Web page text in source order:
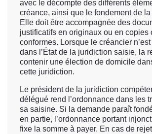
avec le décompte des différents
créance, ainsi que le fondement de
Elle doit être accompagnée des
justificatifs en originaux ou en copies
conformes. Lorsque le créancier
dans l’État de la juridiction saisie, la
contenir une élection de domicile
cette juridiction.
Le président de la juridiction
délégué rend l’ordonnance dans les
sa saisine. Si la demande paraît
en partie, l’ordonnance portant
fixe la somme à payer. En cas de